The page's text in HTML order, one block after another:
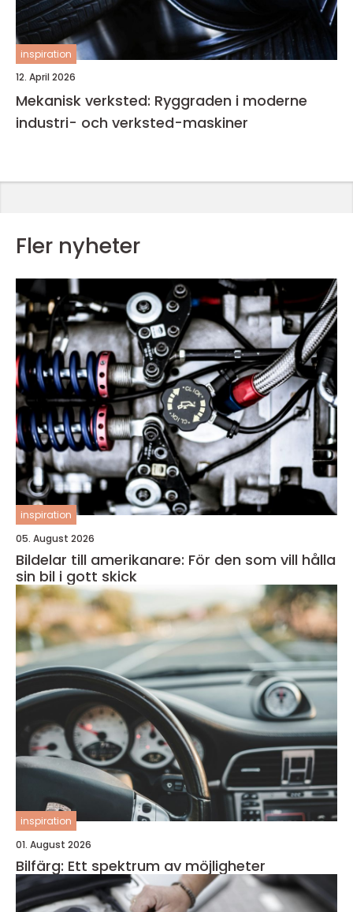
inspiration
12. April 2026
Mekanisk verksted: Ryggraden i moderne
industri- och verksted-maskiner
Fler nyheter
inspiration
05. August 2026
Bildelar till amerikanare: För den som vill hålla
sin bil i gott skick
inspiration
01. August 2026
Bilfärg: Ett spektrum av möjligheter